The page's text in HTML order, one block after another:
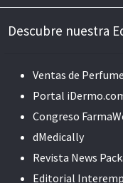
Descubre nuestra
Ventas de
Portal
Congreso
dMedically
Revista News
Editorial